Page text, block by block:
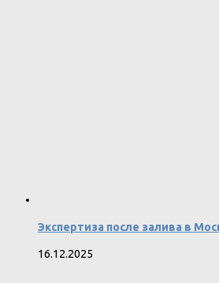
Экспертиза после залива в
16.12.2025